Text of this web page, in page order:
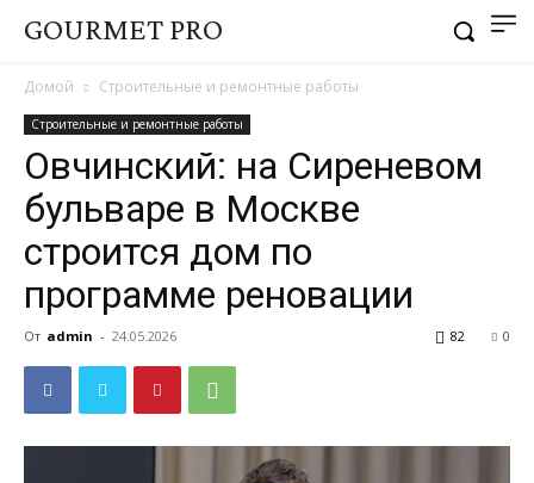
GOURMET PRO
Домой Строительные и ремонтные работы
Строительные и ремонтные работы
Овчинский: на Сиреневом
бульваре в Москве
строится дом по
программе реновации
От admin - 24.05.2026 0
82